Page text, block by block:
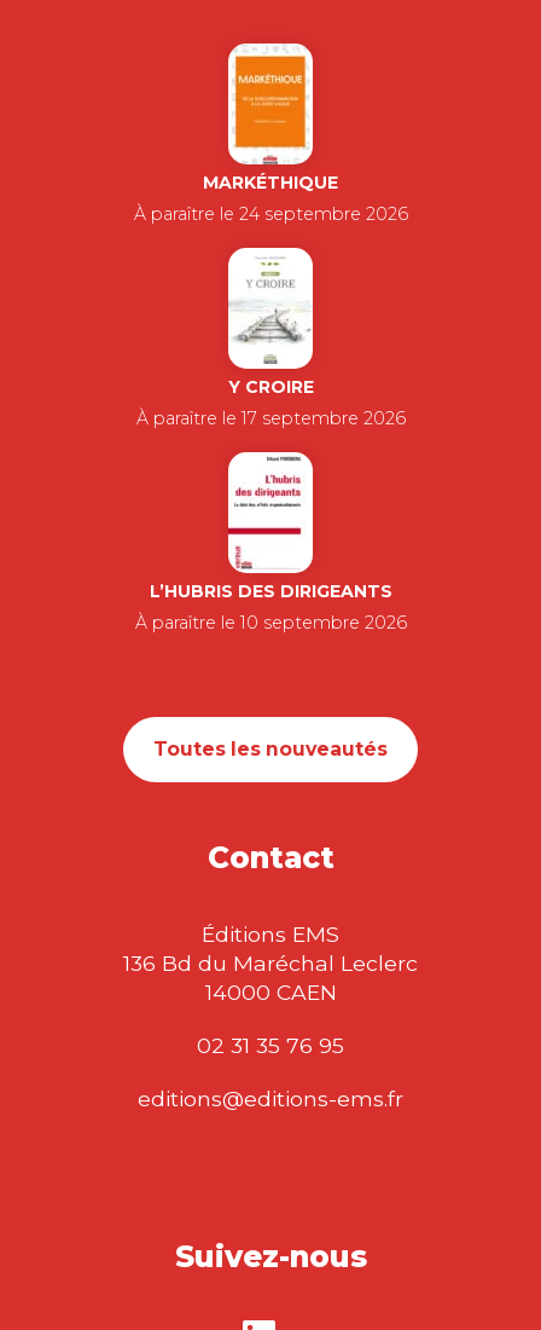
MARKÉTHIQUE
À paraître le 24 septembre 2026
Y CROIRE
À paraître le 17 septembre 2026
L’HUBRIS DES DIRIGEANTS
À paraître le 10 septembre 2026
Toutes les nouveautés
Contact
Éditions EMS
136 Bd du Maréchal Leclerc
14000 CAEN
02 31 35 76 95
editions@editions-ems.fr
Suivez-nous